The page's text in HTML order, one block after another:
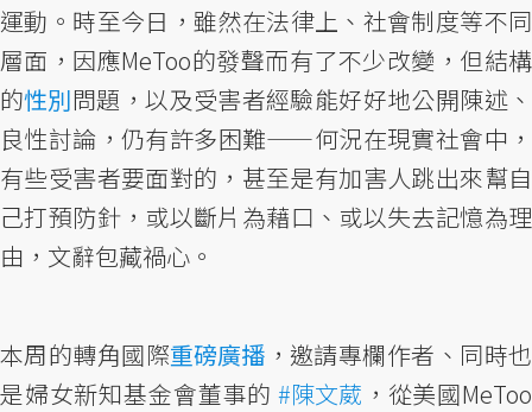
運動。時至今日，雖然在法律上、社會制度等不同
層面，因應MeToo的發聲而有了不少改變，但結構
的性別問題，以及受害者經驗能好好地公開陳述、
良性討論，仍有許多困難——何況在現實社會中，
有些受害者要面對的，甚至是有加害人跳出來幫自
己打預防針，或以斷片為藉口、或以失去記憶為理
由，文辭包藏禍心。
本周的轉角國際重磅廣播 ，邀請專欄作者、同時也
是婦女新知基金會董事的 #陳文葳 ，從美國MeToo